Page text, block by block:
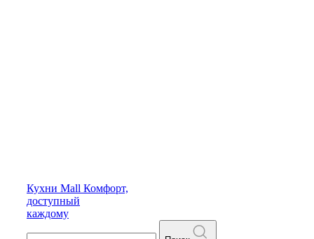
Кухни Mall Комфорт,
доступный
каждому